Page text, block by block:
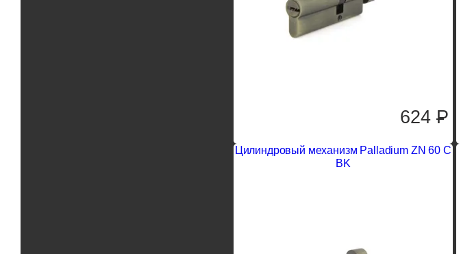
624 P
Цилиндровый механизм Palladium ZN 60 C
BK